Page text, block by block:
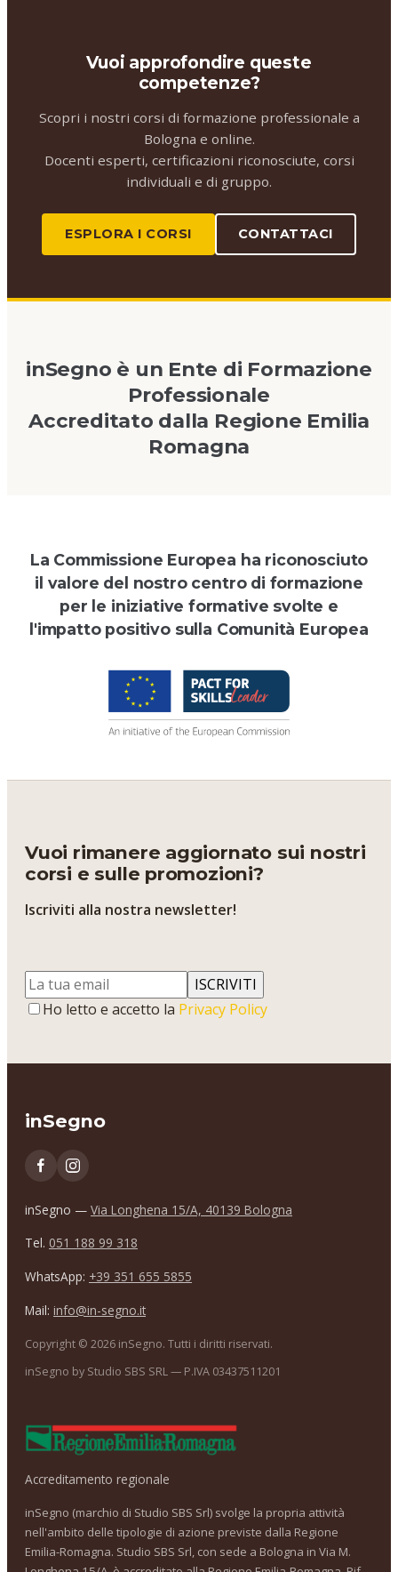
Vuoi approfondire queste
competenze?
Scopri i nostri corsi di formazione professionale a
Bologna e online.
Docenti esperti, certificazioni riconosciute, corsi
individuali e di gruppo.
ESPLORA I CORSI CONTATTACI
inSegno è un Ente di Formazione
Professionale
Accreditato dalla Regione Emilia
Romagna
La Commissione Europea ha riconosciuto
il valore del nostro centro di formazione
per le iniziative formative svolte e
l'impatto positivo sulla Comunità Europea
Vuoi rimanere aggiornato sui nostri
corsi e sulle promozioni?
Iscriviti alla nostra newsletter!
ISCRIVITI
Ho letto e accetto la Privacy Policy
inSegno
inSegno — Via Longhena 15/A, 40139 Bologna
Tel. 051 188 99 318
WhatsApp: +39 351 655 5855
Mail: info@in-segno.it
Copyright © 2026 inSegno. Tutti i diritti riservati.
inSegno by Studio SBS SRL — P.IVA 03437511201
Accreditamento regionale
inSegno (marchio di Studio SBS Srl) svolge la propria attività
nell'ambito delle tipologie di azione previste dalla Regione
Emilia-Romagna. Studio SBS Srl, con sede a Bologna in Via M.